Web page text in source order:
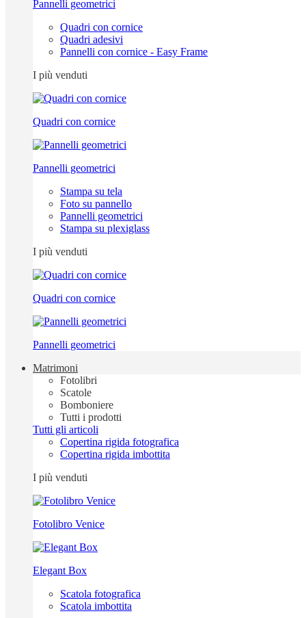
Pannelli geometrici
Quadri con cornice
Quadri adesivi
Pannelli con cornice - Easy Frame
I più venduti
Quadri con cornice
Pannelli geometrici
Stampa su tela
Foto su pannello
Pannelli geometrici
Stampa su plexiglass
I più venduti
Quadri con cornice
Pannelli geometrici
Matrimoni
Fotolibri
Scatole
Bomboniere
Tutti i prodotti
Tutti gli articoli
Copertina rigida fotografica
Copertina rigida imbottita
I più venduti
Fotolibro Venice
Elegant Box
Scatola fotografica
Scatola imbottita